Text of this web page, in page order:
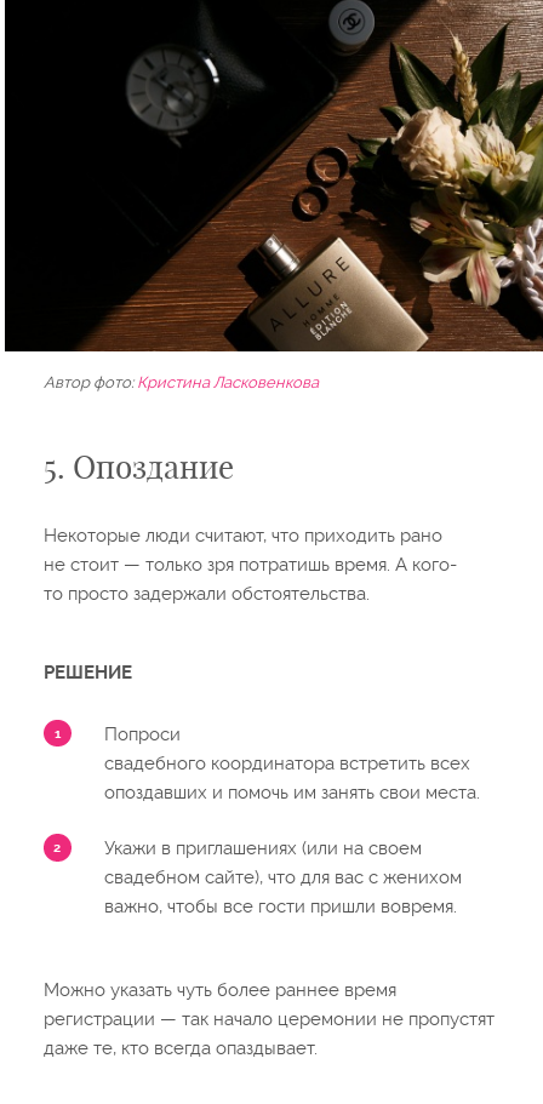
Автор фото: Кристина Ласковенкова
5. Опоздание
Некоторые люди считают, что приходить рано
не стоит — только зря потратишь время. А кого-
то просто задержали обстоятельства.
РЕШЕНИЕ
Попроси
свадебного координатора встретить всех
опоздавших и помочь им занять свои места.
Укажи в приглашениях (или на своем
свадебном сайте), что для вас с женихом
важно, чтобы все гости пришли вовремя.
Можно указать чуть более раннее время
регистрации — так начало церемонии не пропустят
даже те, кто всегда опаздывает.